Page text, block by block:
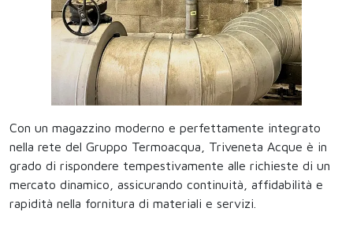
Con un magazzino moderno e perfettamente integrato
nella rete del Gruppo Termoacqua, Triveneta Acque è in
grado di rispondere tempestivamente alle richieste di un
mercato dinamico, assicurando continuità, affidabilità e
rapidità nella fornitura di materiali e servizi.